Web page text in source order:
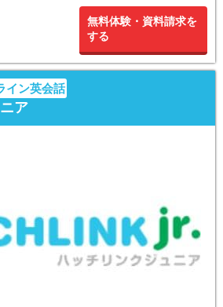
無料体験・資料請求を
する
イン英会話
ア